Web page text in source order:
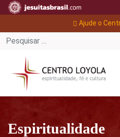
Ajude o
Espiritualidade